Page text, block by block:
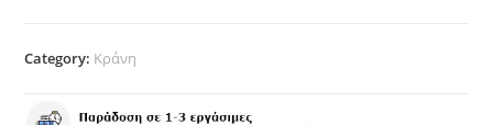
Category: Κράνη